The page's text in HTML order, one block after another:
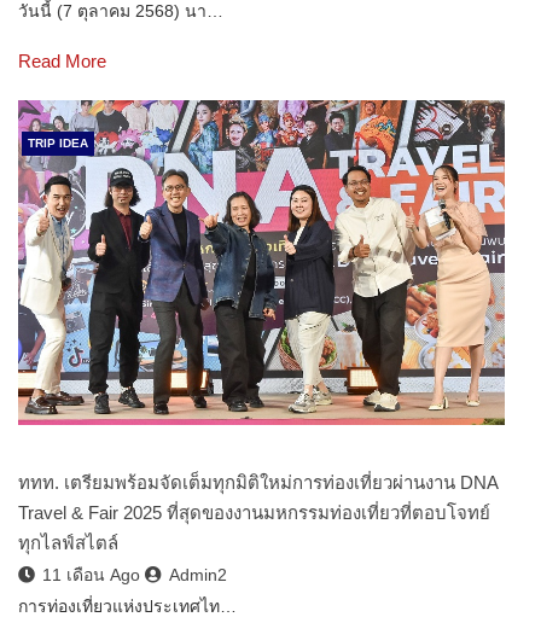
วันนี้ (7 ตุลาคม 2568) นา…
Read More
TRIP IDEA
ททท. เตรียมพร้อมจัดเต็มทุกมิติใหม่การท่องเที่ยวผ่านงาน DNA
Travel & Fair 2025 ที่สุดของงานมหกรรมท่องเที่ยวที่ตอบโจทย์
ทุกไลฟ์สไตล์
11 เดือน Ago
Admin2
การท่องเที่ยวแห่งประเทศไท…